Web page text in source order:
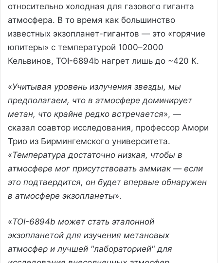
относительно холодная для газового гиганта
атмосфера. В то время как большинство
известных экзопланет-гигантов — это «горячие
юпитеры» с температурой 1000–2000
Кельвинов, TOI-6894b нагрет лишь до ~420 К.
«Учитывая уровень излучения звезды, мы
предполагаем, что в атмосфере доминирует
метан, что крайне редко встречается», —
сказал соавтор исследования, профессор Амори
Трио из Бирмингемского университета.
«Температура достаточно низкая, чтобы в
атмосфере мог присутствовать аммиак — если
это подтвердится, он будет впервые обнаружен
в атмосфере экзопланеты».
«TOI-6894b может стать эталонной
экзопланетой для изучения метановых
атмосфер и лучшей "лабораторией" для